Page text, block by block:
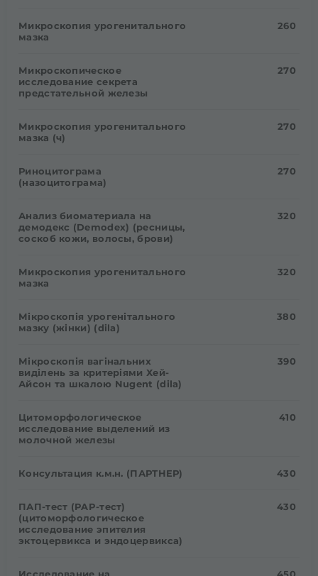
Микроскопия урогенитального
мазка
260
Микроскопическое
исследование секрета
предстательной железы
270
Микроскопия урогенитального
мазка (ч)
270
Риноцитограма
(назоцитограма)
270
Анализ биоматериала на
демодекс (Demodex) (ресницы,
соскоб кожи, волосы, брови)
320
Микроскопия урогенитального
мазка
320
Мікроскопія урогенітального
мазку (жінки) (dila)
380
Мікроскопія вагінальних
виділень за критеріями Хей-
Айсон та шкалою Nugent (dila)
390
Цитоморфологическое
исследование выделений из
молочной железы
410
Консультация к.м.н. (ПАРТНЕР) 430
ПАП-тест (PAP-тест)
(цитоморфологическое
исследование эпителия
эктоцервикса и эндоцервикса)
430
Исследование на 450